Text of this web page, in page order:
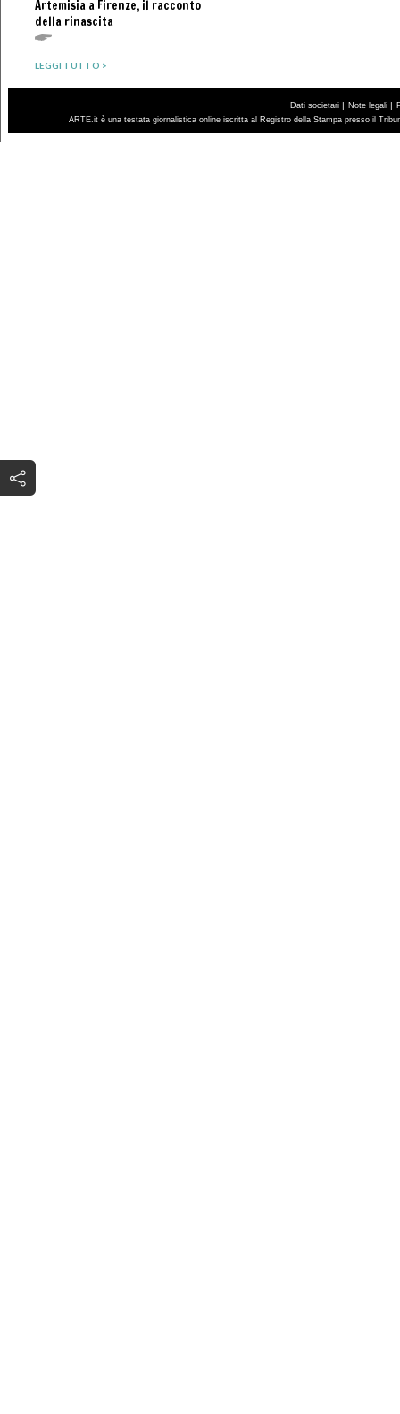
Artemisia a Firenze, il racconto
della rinascita
LEGGI TUTTO >
Dati societari | Note legali |
ARTE.it è una testata giornalistica online iscritta al Registro della Stampa presso il